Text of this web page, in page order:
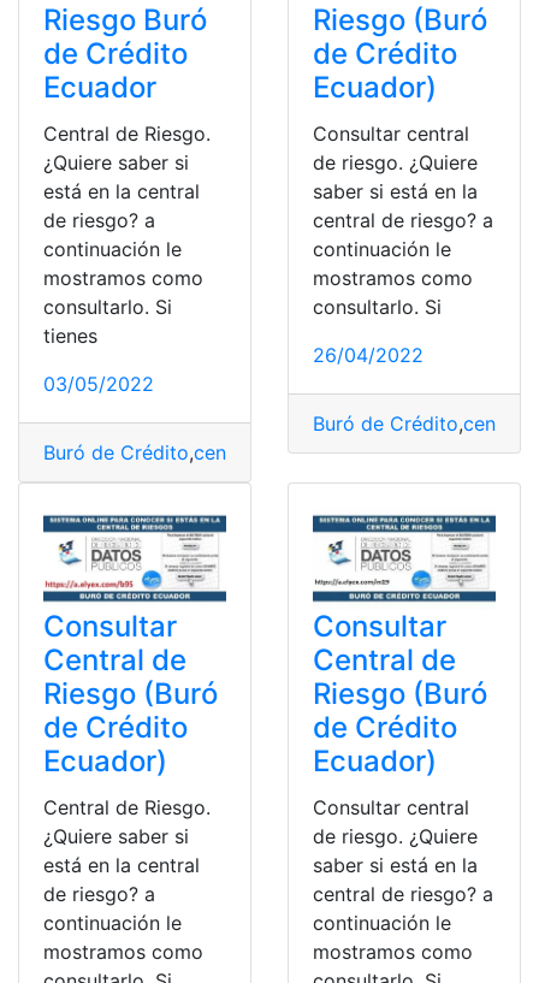
Riesgo Buró
de Crédito
Ecuador
Central de Riesgo.
¿Quiere saber si
está en la central
de riesgo? a
continuación le
mostramos como
consultarlo. Si
tienes
03/05/2022
Buró de Crédito,central de riesgo,Central de Riesgos
Riesgo (Buró
de Crédito
Ecuador)
Consultar central
de riesgo. ¿Quiere
saber si está en la
central de riesgo? a
continuación le
mostramos como
consultarlo. Si
26/04/2022
Buró de Crédito,central
Consultar
Central de
Riesgo (Buró
de Crédito
Ecuador)
Central de Riesgo.
¿Quiere saber si
está en la central
de riesgo? a
continuación le
mostramos como
Consultar
Central de
Riesgo (Buró
de Crédito
Ecuador)
Consultar central
de riesgo. ¿Quiere
saber si está en la
central de riesgo? a
continuación le
mostramos como